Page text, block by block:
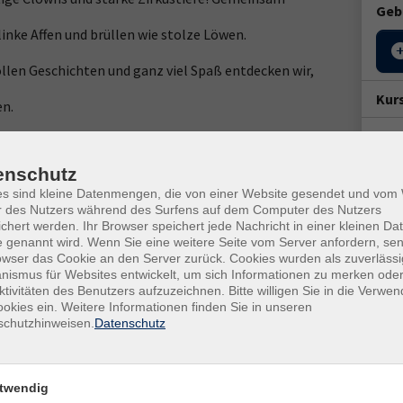
Affen und brüllen wie stolze Löwen.
Geschichten und ganz viel Spaß entdecken wir,
Yogamatte?
bunten Zirkuszaubers!
Yoga ist für alle Eltern und Kinder geeignet, die
warme Socken und eine Kuscheldecke.
sind kleine Datenmengen, die von einer Website gesendet und vom
des Nutzers während des Surfens auf dem Computer des Nutzers
werden. Ihr Browser speichert jede Nachricht in einer kleinen
genannt wird. Wenn Sie eine weitere Seite vom Server anfordern,
das Cookie an den Server zurück. Cookies wurden als
für Websites entwickelt, um sich Informationen zu merken
des Benutzers aufzuzeichnen. Bitte willigen Sie in die
ein. Weitere Informationen finden Sie in unseren
Datenschutz